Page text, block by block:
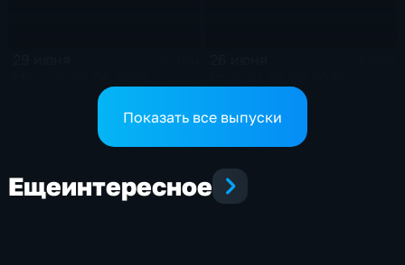
Показать все выпуски
Ещеинтересное